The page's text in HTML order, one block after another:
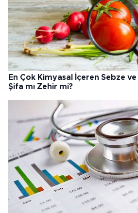
En Çok Kimyasal İçeren Sebze
Şifa mı Zehir mi?